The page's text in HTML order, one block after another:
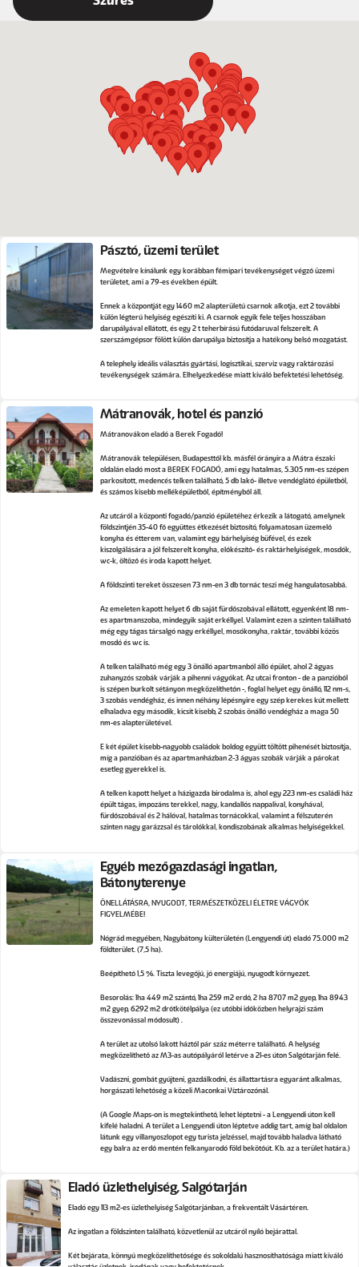
Pásztó, üzemi terület
Megvételre kínálunk egy korábban fémipari tevékenységet végző üzemi
területet, ami a 79-es években épült.
Ennek a központját egy 1460 m2 alapterületű csarnok alkotja, ezt 2 további
külön légterű helyiség egészíti ki. A csarnok egyik fele teljes hosszában
darupályával ellátott, és egy 2 t teherbírású futódaruval felszerelt. A
szerszámgépsor fölött külön darupálya biztosítja a hatékony belső mozgatást.
A telephely ideális választás gyártási, logisztikai, szerviz vagy raktározási
tevékenységek számára. Elhelyezkedése miatt kiváló befektetési lehetőség.
Mátranovák, hotel és panzió
Mátranovákon eladó a Berek Fogadó!
Mátranovák településen, Budapesttől kb. másfél órányira a Mátra északi
oldalán eladó most a BEREK FOGADÓ, ami egy hatalmas, 5.305 nm-es szépen
parkosított, medencés telken található, 5 db lakó- illetve vendéglátó épületből,
és számos kisebb melléképületből, építményből áll.
Az utcáról a központi fogadó/panzió épületéhez érkezik a látogató, amelynek
földszintjén 35-40 fő együttes étkezését biztosító, folyamatosan üzemelő
konyha és étterem van, valamint egy bárhelyiség büfével, és ezek
kiszolgálására a jól felszerelt konyha, előkészítő- és raktárhelyiségek, mosdók,
wc-k, öltöző és iroda kapott helyet.
A földszinti tereket összesen 73 nm-en 3 db tornác teszi még hangulatosabbá.
Az emeleten kapott helyet 6 db saját fürdőszobával ellátott, egyenként 18 nm-
es apartmanszoba, mindegyik saját erkéllyel. Valamint ezen a szinten található
még egy tágas társalgó nagy erkéllyel, mosókonyha, raktár, további közös
mosdó és wc is.
A telken található még egy 3 önálló apartmanból álló épület, ahol 2 ágyas
zuhanyzós szobák várják a pihenni vágyókat. Az utcai fronton - de a panzióból
is szépen burkolt sétányon megközelíthetőn -, foglal helyet egy önálló, 112 nm-s,
3 szobás vendégház, és innen néhány lépésnyire egy szép kerekes kút mellett
elhaladva egy második, kicsit kisebb, 2 szobás önálló vendégház a maga 50
nm-es alapterületével.
E két épület kisebb-nagyobb családok boldog együtt töltött pihenését biztosítja,
míg a panzióban és az apartmanházban 2-3 ágyas szobák várják a párokat
esetleg gyerekkel is.
A telken kapott helyet a házigazda birodalma is, ahol egy 223 nm-es családi ház
épült tágas, impozáns terekkel, nagy, kandallós nappalival, konyhával,
fürdőszobával és 2 hálóval, hatalmas tornácokkal, valamint a félszuterén
szinten nagy garázzsal és tárolókkal, kondiszobának alkalmas helyiségekkel.
Egyéb mezőgazdasági ingatlan,
Bátonyterenye
ÖNELLÁTÁSRA, NYUGODT, TERMÉSZETKÖZELI ÉLETRE VÁGYÓK
FIGYELMÉBE!
Nógrád megyében, Nagybátony külterületén (Lengyendi út) eladó 75.000 m2
földterület. (7,5 ha).
Beépíthető 1,5 %. Tiszta levegőjű, jó energiájú, nyugodt környezet.
Besorolás: 1ha 449 m2 szántó, 1ha 259 m2 erdő, 2 ha 8707 m2 gyep, 1ha 8943
m2 gyep, 6292 m2 drótkötélpálya (ez utóbbi időközben helyrajzi szám
összevonással módosult) .
A terület az utolsó lakott háztól pár száz méterre található. A helység
megközelíthető az M3-as autópályáról letérve a 21-es úton Salgótarján felé.
Vadászni, gombát gyűjteni, gazdálkodni, és állattartásra egyaránt alkalmas,
horgászati lehetőség a közeli Maconkai Víztározónál.
(A Google Maps-on is megtekinthető, lehet léptetni - a Lengyendi úton kell
kifelé haladni. A terület a Lengyendi úton léptetve addig tart, amíg bal oldalon
látunk egy villanyoszlopot egy turista jelzéssel, majd tovább haladva látható
egy balra az erdő mentén felkanyarodó föld bekötőút. Kb. az a terület határa.)
Eladó üzlethelyiség, Salgótarján
Eladó egy 113 m2-es üzlethelyiség Salgótarjánban, a frekventált Vásártéren.
Az ingatlan a földszinten található, közvetlenül az utcáról nyíló bejárattal.
Két bejárata, könnyű megközelíthetősége és sokoldalú hasznosíthatósága miatt kiváló